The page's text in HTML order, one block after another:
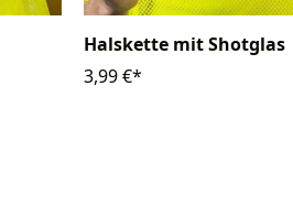
Halskette mit Shotglas
3,99 €*